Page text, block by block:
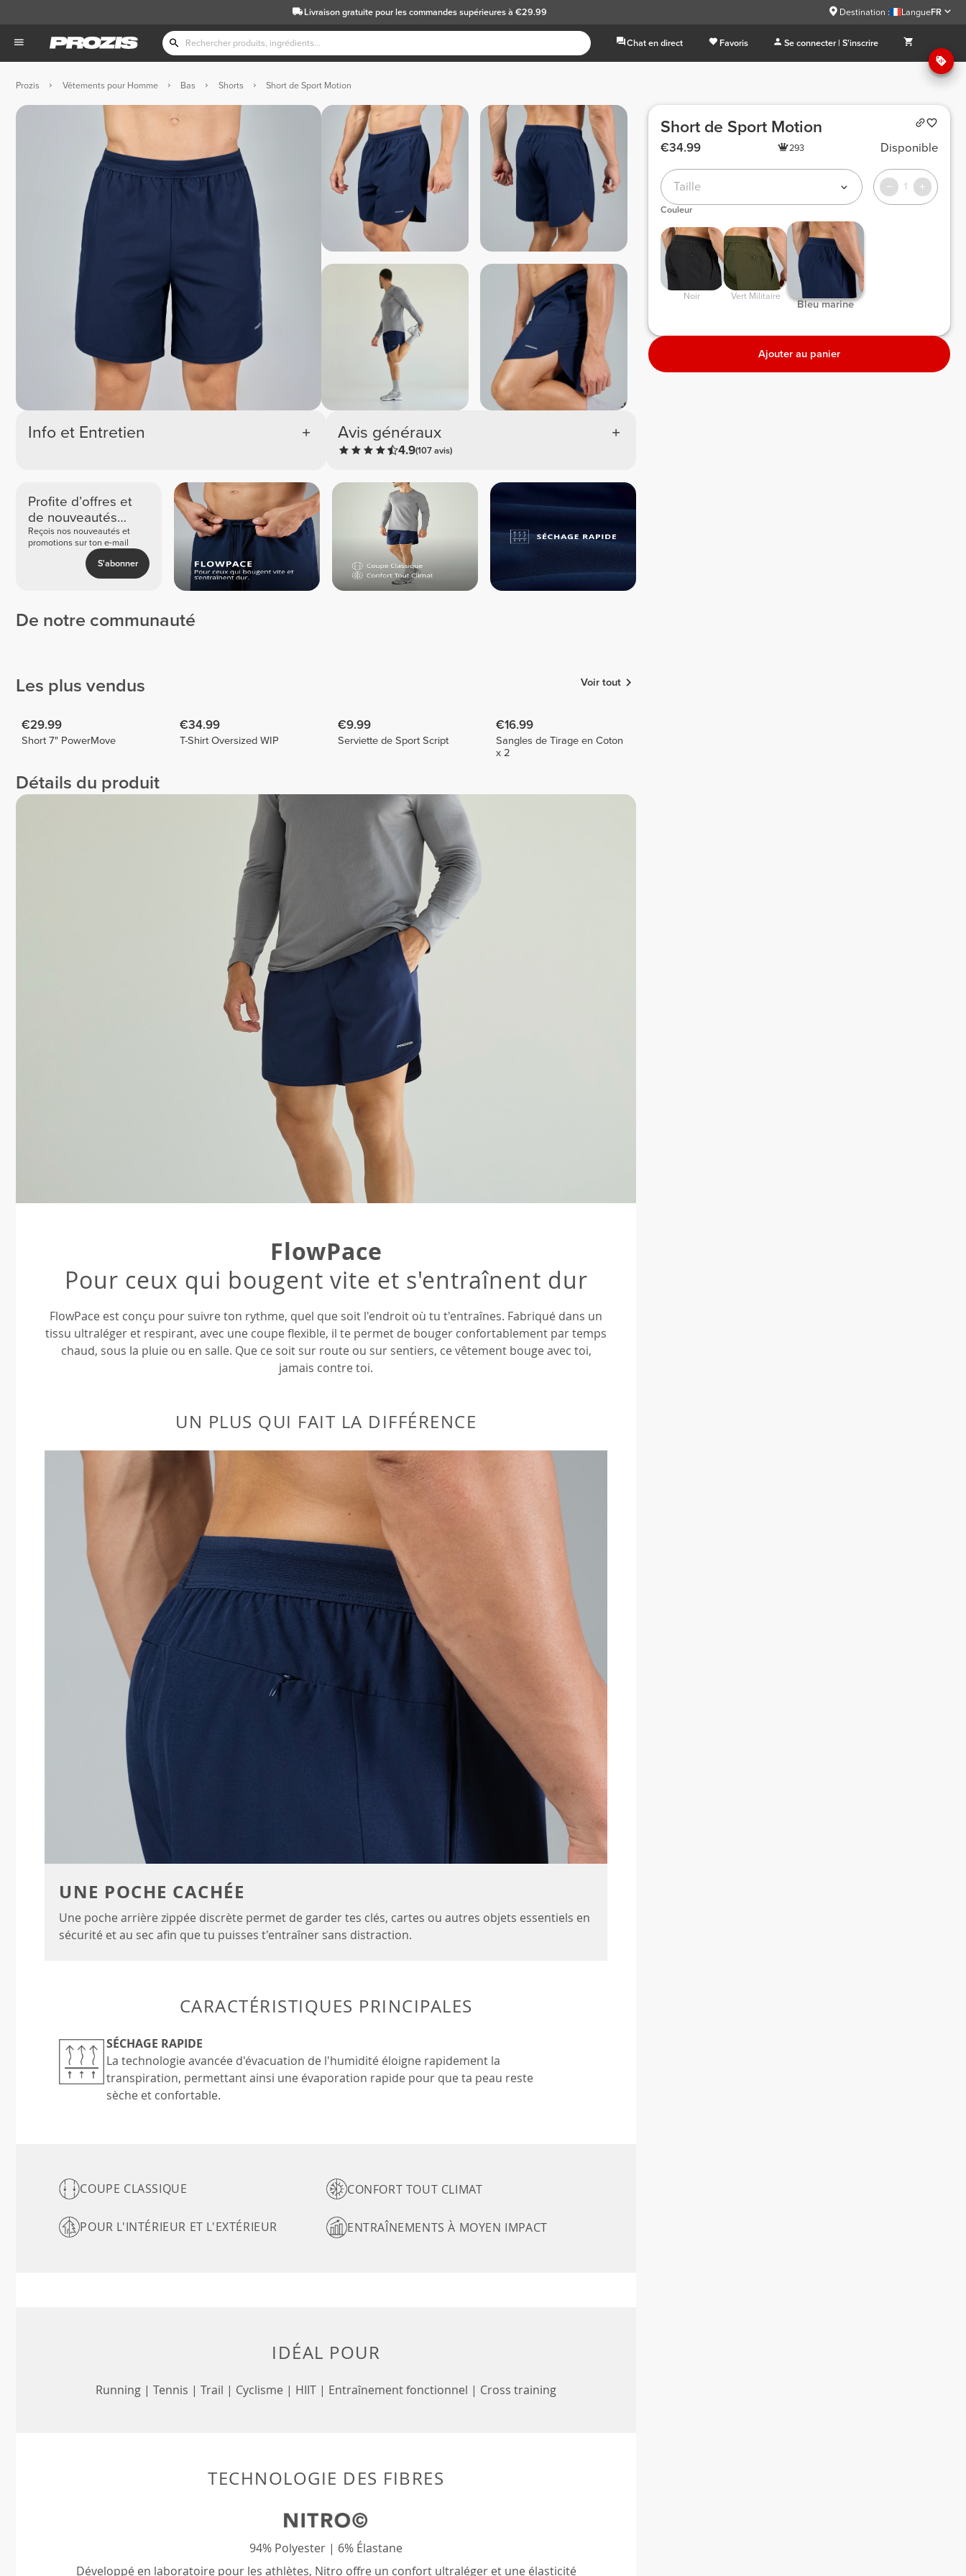
Livraison gratuitepour les commandes supérieures à €29.99 Destination : LangueFR
Chat en direct Favoris Se connecter | S'inscrire
Prozis Vêtements pour Homme Bas Shorts Short de Sport Motion
Info et Entretien Avis généraux
4.9(107 avis)
Profite d’offres et
de nouveautés
exclusives
Reçois nos nouveautés et
promotions sur ton e-mail
S'abonner
De notre communauté
Les plus vendus Voir tout
€29.99
Short 7" PowerMove
€34.99
T-Shirt Oversized WIP
€9.99
Serviette de Sport Script
€16.99
Sangles de Tirage en Coton
x 2
Détails du produit
FlowPace
Pour ceux qui bougent vite et s'entraînent dur
FlowPace est conçu pour suivre ton rythme, quel que soit l'endroit où tu t'entraînes. Fabriqué dans un
tissu ultraléger et respirant, avec une coupe flexible, il te permet de bouger confortablement par temps
chaud, sous la pluie ou en salle. Que ce soit sur route ou sur sentiers, ce vêtement bouge avec toi,
jamais contre toi.
UN PLUS QUI FAIT LA DIFFÉRENCE
UNE POCHE CACHÉE
Une poche arrière zippée discrète permet de garder tes clés, cartes ou autres objets essentiels en
sécurité et au sec afin que tu puisses t'entraîner sans distraction.
CARACTÉRISTIQUES PRINCIPALES
SÉCHAGE RAPIDE
La technologie avancée d'évacuation de l'humidité éloigne rapidement la
transpiration, permettant ainsi une évaporation rapide pour que ta peau reste
sèche et confortable.
COUPE CLASSIQUE
POUR L'INTÉRIEUR ET L'EXTÉRIEUR
CONFORT TOUT CLIMAT
ENTRAÎNEMENTS À MOYEN IMPACT
IDÉAL POUR
Running | Tennis | Trail | Cyclisme | HIIT | Entraînement fonctionnel | Cross training
TECHNOLOGIE DES FIBRES
94% Polyester | 6% Élastane
Développé en laboratoire pour les athlètes, Nitro offre un confort ultraléger et une élasticité
Short de Sport Motion
€34.99 293 Disponible
Taille 1
Couleur
Noir Vert Militaire
Bleu marine
Ajouter au panier